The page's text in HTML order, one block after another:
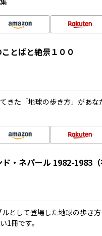
とばと絶景１００
きた「地球の歩き方」があ
・ネパール 1982-1983（
として登場した地球の歩き
1冊です。